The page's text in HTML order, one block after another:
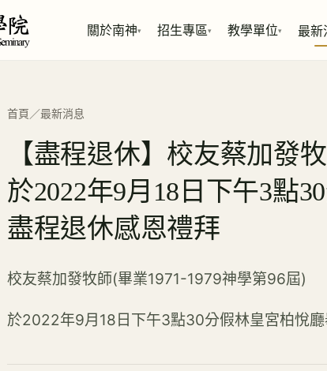
關於南神▾ 招生專區▾ 教學單位▾ 最新
首頁 ／最新消息
【盡程退休】校友蔡加發
於2022年9月18日下午3點
盡程退休感恩禮拜
校友蔡加發牧師(畢業1971-1979神學第96屆)
於2022年9月18日下午3點30分假林皇宮柏悅